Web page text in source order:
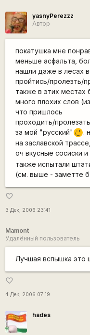
yasnyPerezzz
Автор
покатушка мне
меньше асфальта,
нашли даже в лесах
пройтись/пролезть/
также в этих местах
много плохих слов (из
что пришлось
проходить/
за мой "русский" ;) .
на заславской
оч вкусные сосиски
также испытали
(см. выше - заметте
favorite_border
3 Дек, 2006 23:41
Mamont
Удалённый пользователь
Лучшая вспышка это
favorite_border
4 Дек, 2006 07:19
hades